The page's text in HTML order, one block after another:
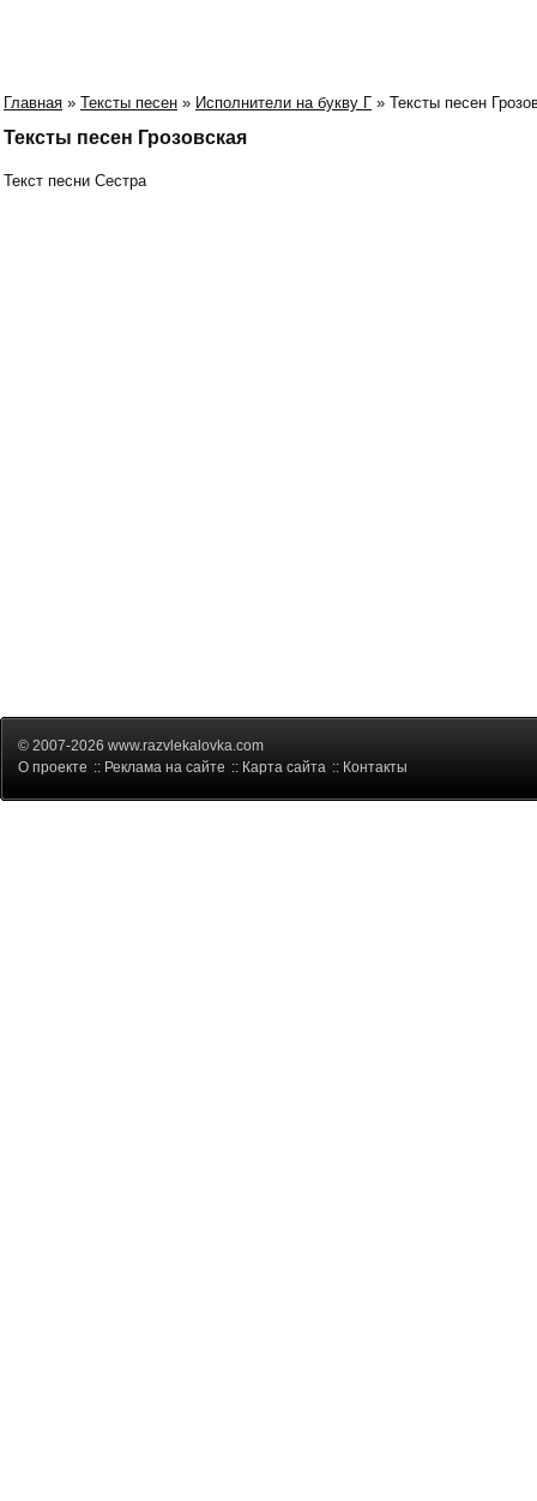
Главная » Тексты песен » Исполнители на букву Г » Тексты песен
Тексты песен Грозовская
Текст песни Сестра
© 2007-2026 www.razvlekalovka.com
О проекте :: Реклама на сайте :: Карта сайта :: Контакты